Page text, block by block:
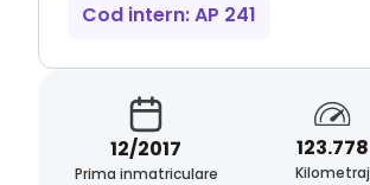
Cod intern: AP 241
12/2017
Prima inmatriculare
123.778
Kilometraj